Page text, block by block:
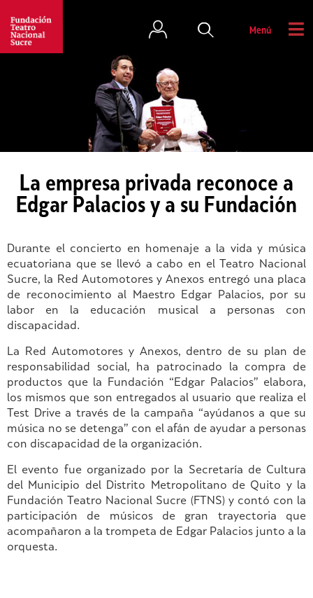
Menú
La empresa privada reconoce a
Edgar Palacios y a su Fundación
Durante el concierto en homenaje a la vida y música
ecuatoriana que se llevó a cabo en el Teatro Nacional
Sucre, la Red Automotores y Anexos entregó una placa
de reconocimiento al Maestro Edgar Palacios, por su
labor en la educación musical a personas con
discapacidad.
La Red Automotores y Anexos, dentro de su plan de
responsabilidad social, ha patrocinado la compra de
productos que la Fundación “Edgar Palacios” elabora,
los mismos que son entregados al usuario que realiza el
Test Drive a través de la campaña “ayúdanos a que su
música no se detenga” con el afán de ayudar a personas
con discapacidad de la organización.
El evento fue organizado por la Secretaría de Cultura
del Municipio del Distrito Metropolitano de Quito y la
Fundación Teatro Nacional Sucre (FTNS) y contó con la
participación de músicos de gran trayectoria que
acompañaron a la trompeta de Edgar Palacios junto a la
orquesta.